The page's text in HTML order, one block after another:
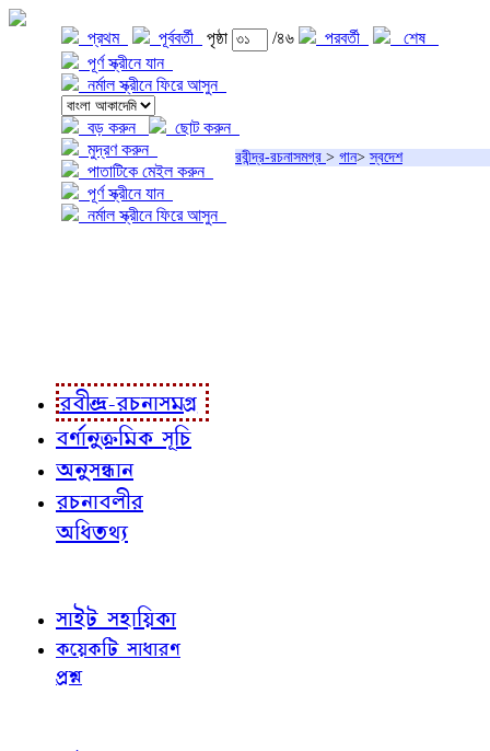
প্রথম পূর্ববর্তী পৃষ্ঠা /৪৬ পরবর্তী
শেষ
পূর্ণ স্ক্রীনে যান
নর্মাল স্ক্রীনে ফিরে আসুন
বড় করুন
ছোট করুন
মুদ্রণ করুন
পাতাটিকে মেইল করুন
পূর্ণ স্ক্রীনে যান
নর্মাল স্ক্রীনে ফিরে আসুন
রবীন্দ্র-রচনাসমগ্র > গান>স্বদেশ
রবীন্দ্র-রচনাসমগ্র
বর্ণানুক্রমিক সূচি
অনুসন্ধান
রচনাবলীর
অধিতথ্য
সাইট সহায়িকা
কয়েকটি সাধারণ
প্রশ্ন